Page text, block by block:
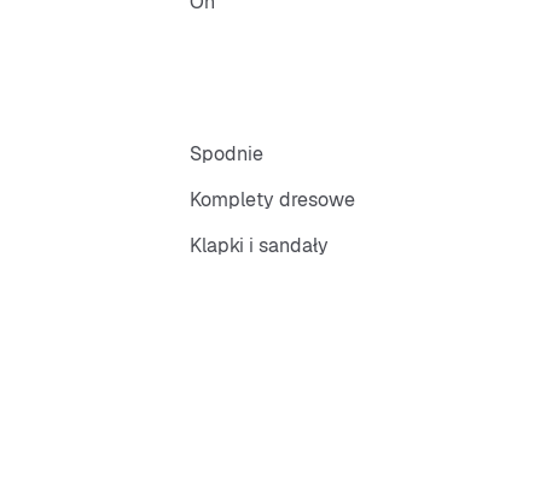
Spodnie
Komplety dresowe
Klapki i sandały